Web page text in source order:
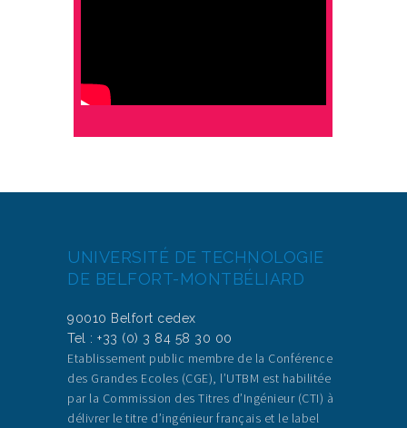
UNIVERSITÉ DE TECHNOLOGIE
DE BELFORT-MONTBÉLIARD
90010 Belfort cedex
Tel : +33 (0) 3 84 58 30 00
Etablissement public membre de la Conférence
des Grandes Ecoles (CGE), l’UTBM est habilitée
par la Commission des Titres d’Ingénieur (CTI) à
délivrer le titre d’ingénieur français et le label